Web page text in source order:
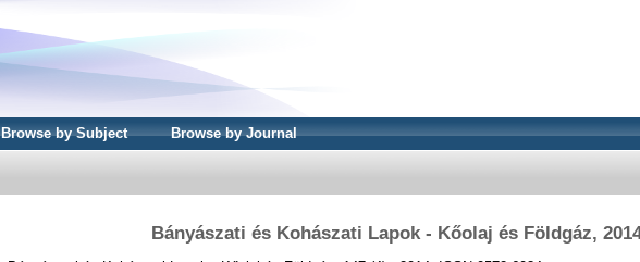
Browse by Subject Browse by Journal
Bányászati és Kohászati Lapok - Kőolaj és Földgáz,